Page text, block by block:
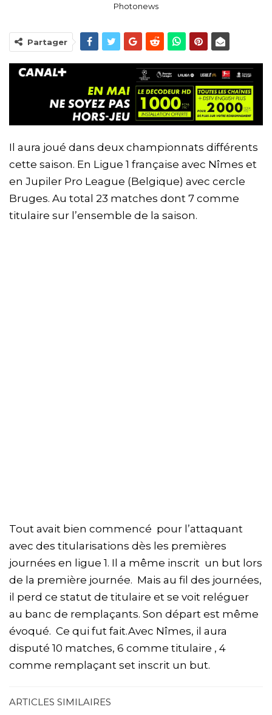
Photonews
Partager
Il aura joué dans deux championnats différents
cette saison. En Ligue 1 française avec Nîmes et
en Jupiler Pro League (Belgique) avec cercle
Bruges. Au total 23 matches dont 7 comme
titulaire sur l’ensemble de la saison.
Tout avait bien commencé pour l’attaquant
avec des titularisations dès les premières
journées en ligue 1. Il a même inscrit un but lors
de la première journée. Mais au fil des journées,
il perd ce statut de titulaire et se voit reléguer
au banc de remplaçants. Son départ est même
évoqué. Ce qui fut fait.Avec Nîmes, il aura
disputé 10 matches, 6 comme titulaire , 4
comme remplaçant set inscrit un but.
ARTICLES SIMILAIRES